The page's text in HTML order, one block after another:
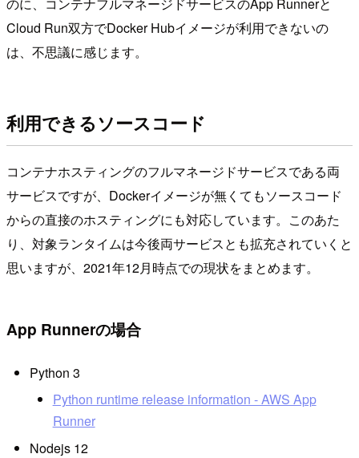
のに、コンテナフルマネージドサービスのApp Runnerと
Cloud Run双方でDocker Hubイメージが利用できないの
は、不思議に感じます。
利用できるソースコード
コンテナホスティングのフルマネージドサービスである両
サービスですが、Dockerイメージが無くてもソースコード
からの直接のホスティングにも対応しています。このあた
り、対象ランタイムは今後両サービスとも拡充されていくと
思いますが、2021年12月時点での現状をまとめます。
App Runnerの場合
Python 3
Python runtime release information - AWS App
Runner
Nodejs 12